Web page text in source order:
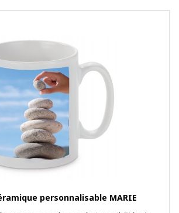
personnalisable MARIE